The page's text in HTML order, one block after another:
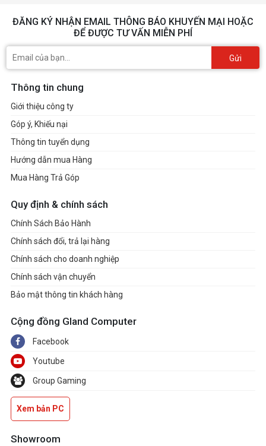
ĐĂNG KÝ NHẬN EMAIL THÔNG BÁO KHUYẾN MẠI HOẶC
ĐỂ ĐƯỢC TƯ VẤN MIỄN PHÍ
Gửi
Thông tin chung
Giới thiệu công ty
Góp ý, Khiếu nại
Thông tin tuyển dụng
Hướng dẫn mua Hàng
Mua Hàng Trả Góp
Quy định & chính sách
Chính Sách Bảo Hành
Chính sách đổi, trả lại hàng
Chính sách cho doanh nghiệp
Chính sách vận chuyển
Bảo mật thông tin khách hàng
Cộng đồng Gland Computer
Facebook
Youtube
Group Gaming
Xem bản PC
Showroom